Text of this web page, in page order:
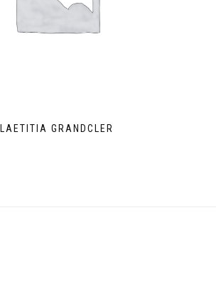
LAETITIA GRANDCLER